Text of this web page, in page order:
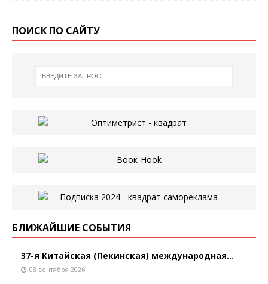
ПОИСК ПО САЙТУ
БЛИЖАЙШИЕ СОБЫТИЯ
37-я Китайская (Пекинская) международная...
08 сентября 2026